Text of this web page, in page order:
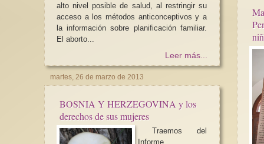
alto nivel posible de salud, al restringir su
acceso a los métodos anticonceptivos y a
la información sobre planificación familiar.
El aborto...
Leer más...
martes, 26 de marzo de 2013
BOSNIA Y HERZEGOVINA y los
derechos de sus mujeres
Traemos del
Informe